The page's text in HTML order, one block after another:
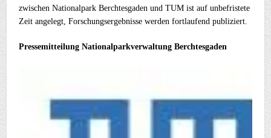
zwischen Nationalpark Berchtesgaden und TUM ist auf unbefristete
Zeit angelegt, Forschungsergebnisse werden fortlaufend publiziert.
Pressemitteilung Nationalparkverwaltung Berchtesgaden